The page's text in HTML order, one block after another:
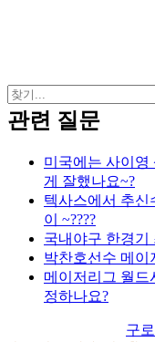
관련 질문
미국에는 사이영
게 잘했나요~?
텍사스에서 추신
이 ~????
국내야구 한경기
박찬호선수 메이
메이저리그 월드
정하나요?
구